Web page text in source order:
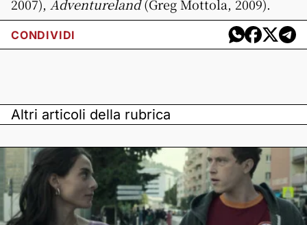
2007), Adventureland(Greg Mottola, 2009).
CONDIVIDI
Altri articoli della rubrica